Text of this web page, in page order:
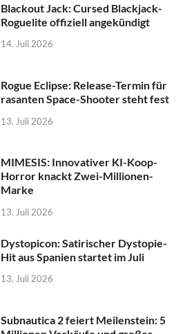
Blackout Jack: Cursed Blackjack-
Roguelite offiziell angekündigt
14. Juli 2026
Rogue Eclipse: Release-Termin für
rasanten Space-Shooter steht fest
13. Juli 2026
MIMESIS: Innovativer KI-Koop-
Horror knackt Zwei-Millionen-
Marke
13. Juli 2026
Dystopicon: Satirischer Dystopie-
Hit aus Spanien startet im Juli
13. Juli 2026
Subnautica 2 feiert Meilenstein: 5